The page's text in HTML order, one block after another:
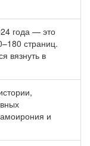
года — это
страниц.
вязнуть в
и